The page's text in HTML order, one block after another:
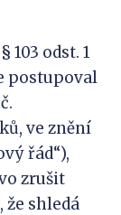
103 odst. 1
postupoval
ve znění
řád“),
zrušit
že shledá